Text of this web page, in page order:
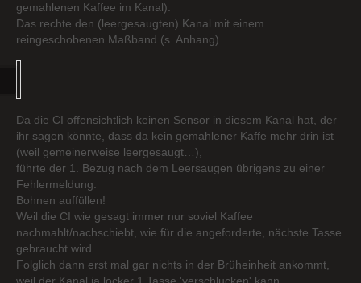
gemahlenen Kaffee im Kanal).
Das rechte den (leergesaugten) Kanal mit einem
reingeschobenen Maßband (s. Anhang).
Da die CI offensichtlich keinen Sensor in diesem Kanal hat, der
ihr sagen könnte, dass da kein gemahlener Kaffe mehr drin ist
(weil gemeinerweise leergesaugt…),
führte der 1. Bezug nach dem Leersaugen übrigens zu einer
Fehlermeldung:
Bohnen auffüllen!
Weil die CI wie gesagt immer nur soviel Kaffee
nachmahlt/nachschiebt, wie für die angeforderte, nächste Tasse
gebraucht wird.
Folglich dann erst mal gar nichts in der Brüheinheit ankommt,